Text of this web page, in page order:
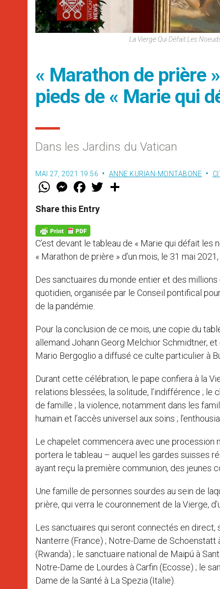
La Vierge Qui Défait Les
« Marathon de prière
pieds de « Marie qui
Dans les Jardins du Vatican
MAI 27, 2021 19:56 ANNE KURIAN-MONTABONE
W
t
s
p
p
M
e
s
e
g
e
r
F
a
e
b
o
k
w
Share this Entry
C’est devant le tableau de « Marie qui défait les
« Marathon de prière » d’un mois, le 31 mai
Des sanctuaires du monde entier et des
quotidien, organisée par le Conseil pontifical
de la pandémie.
Pour la conclusion de ce mois, une copie du
allemand Johann Georg Melchior Schmidtner,
Mario Bergoglio a diffusé ce culte particulier à
Durant cette célébration, le pape confiera à la
relations blessées, la solitude, l’indifférence ;
de famille ; la violence, notamment dans les
humain et l’accès universel aux soins ;
Le chapelet commencera avec une procession
portera le tableau – auquel les gardes suisses
ayant reçu la première communion, des jeunes
Une famille de personnes sourdes au sein de
prière, qui verra le couronnement de la Vierge,
Les sanctuaires qui seront connectés en direct,
Nanterre (France) ; Notre-Dame de
(Rwanda) ; le sanctuaire national de Maipú à
Notre-Dame de Lourdes à Carfin (Ecosse) ; le
Dame de la Santé à La Spezia (Italie).